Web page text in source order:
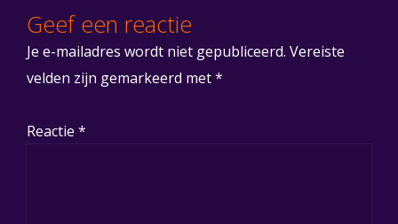
Geef een reactie
Je e-mailadres wordt niet gepubliceerd. Vereiste
velden zijn gemarkeerd met*
Reactie *